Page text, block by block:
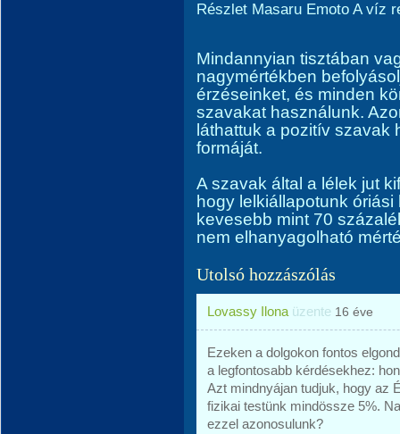
Részlet Masaru Emoto A víz
Mindannyian tisztában
nagymértékben
érzéseinket, és minden
szavakat használunk.
láthattuk a pozitív szavak
formáját.
A szavak által a lélek jut
hogy lelkiállapotunk
kevesebb mint 70
nem elhanyagolható
Utolsó hozzászólás
Lovassy Ilona üzente 16 éve
Ezeken a dolgokon fontos
a legfontosabb kérdésekhez:
Azt mindnyájan tudjuk, hogy az
fizikai testünk mindössze 5%.
ezzel azonosulunk?